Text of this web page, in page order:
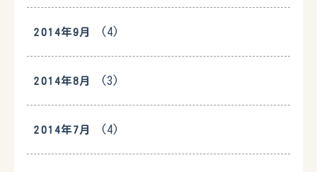
2014年9月 (4)
2014年8月 (3)
2014年7月 (4)